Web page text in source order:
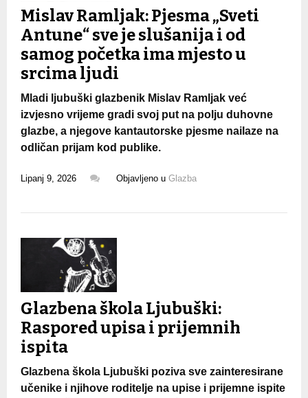
Mislav Ramljak: Pjesma „Sveti
Antune“ sve je slušanija i od
samog početka ima mjesto u
srcima ljudi
Mladi ljubuški glazbenik Mislav Ramljak već
izvjesno vrijeme gradi svoj put na polju duhovne
glazbe, a njegove kantautorske pjesme nailaze na
odličan prijam kod publike.
Lipanj 9, 2026 Objavljeno u Glazba
Glazbena škola Ljubuški:
Raspored upisa i prijemnih
ispita
Glazbena škola Ljubuški poziva sve zainteresirane
učenike i njihove roditelje na upise i prijemne ispite